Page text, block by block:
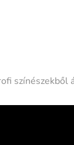
színészekből